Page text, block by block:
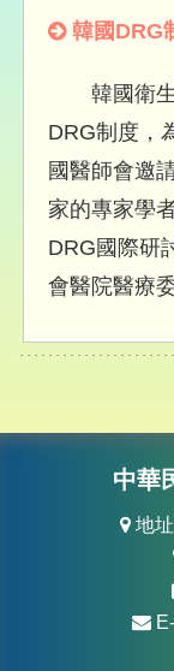
韓國DRG
韓國衛生
DRG制度，
國醫師會邀
家的專家學
DRG國際研
會醫院醫療
中華
地
E-